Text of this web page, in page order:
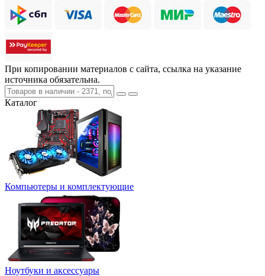
При копировании материалов с сайта, ссылка на указание
источника обязательна.
Каталог
Компьютеры и комплектующие
Ноутбуки и аксессуары